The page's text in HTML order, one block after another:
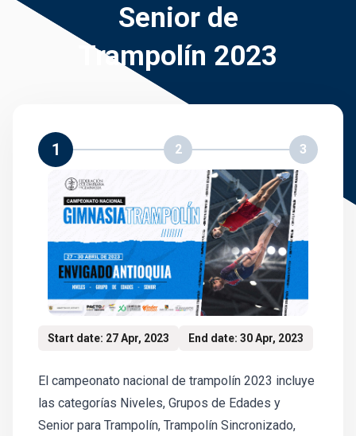
Senior de
Trampolín 2023
1 2 3
Start date: 27 Apr, 2023 End date: 30 Apr, 2023
El campeonato nacional de trampolín 2023 incluye
las categorías Niveles, Grupos de Edades y
Senior para Trampolín, Trampolín Sincronizado,